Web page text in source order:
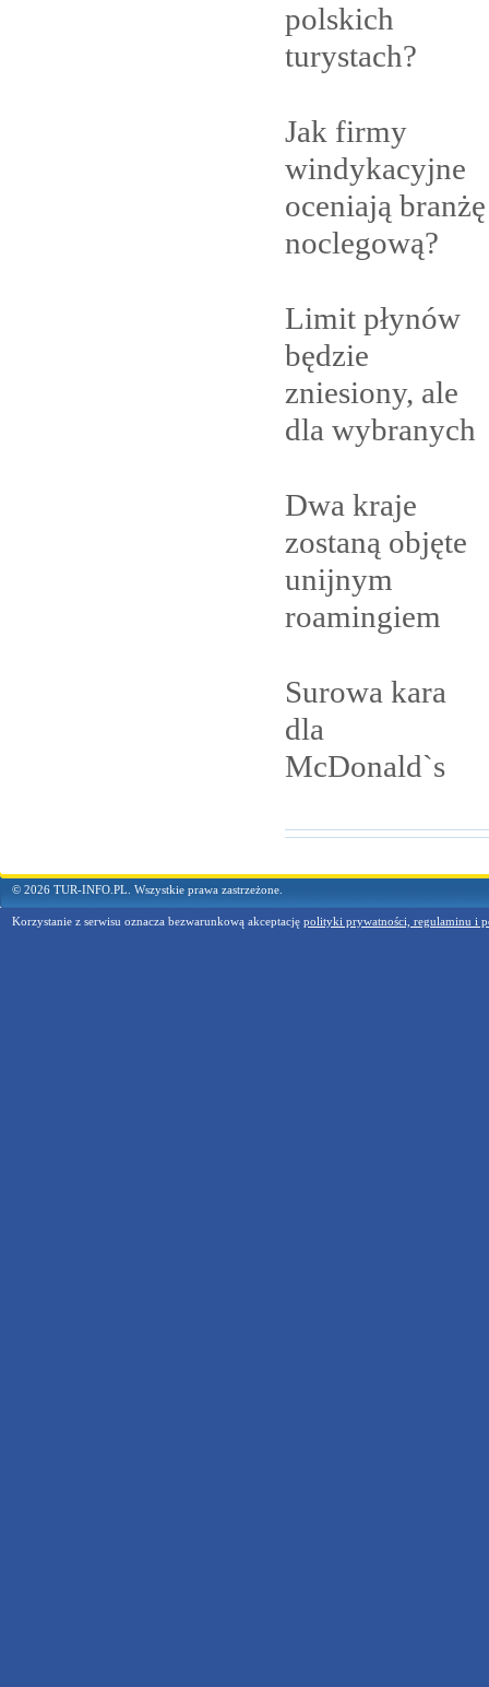
polskich
turystach?
Jak firmy
windykacyjne
oceniają branżę
noclegową?
Limit płynów
będzie
zniesiony, ale
dla wybranych
Dwa kraje
zostaną objęte
unijnym
roamingiem
Surowa kara
dla
McDonald`s
© 2026 TUR-INFO.PL. Wszystkie prawa zastrzeżone.
Korzystanie z serwisu oznacza bezwarunkową akceptację polityki prywatności, regulaminu i